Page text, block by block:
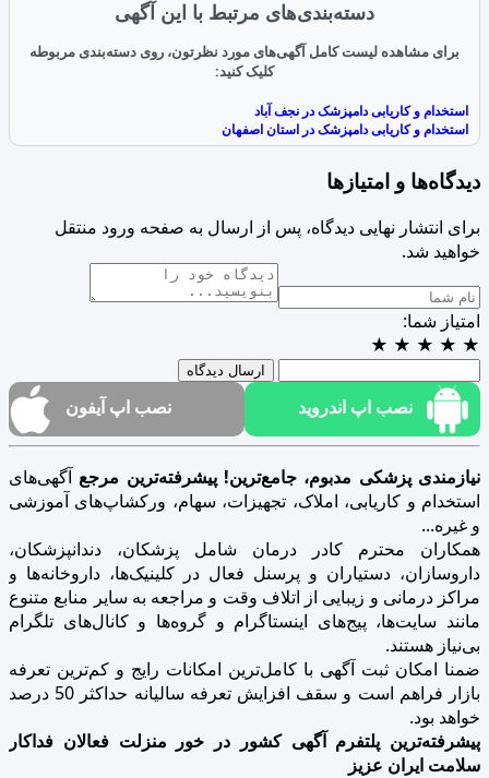
دسته‌بندی‌های مرتبط با این آگهی
برای مشاهده لیست کامل آگهی‌های مورد نظرتون، روی دسته‌بندی مربوطه
کلیک کنید:
استخدام و کاریابی دامپزشک در نجف آباد
استخدام و کاریابی دامپزشک در استان اصفهان
دیدگاه‌ها و امتیازها
برای انتشار نهایی دیدگاه، پس از ارسال به صفحه ورود منتقل
خواهید شد.
امتیاز شما:
★
★
★
★
★
ارسال دیدگاه
نصب اپ اندروید نصب اپ آیفون
نیازمندی پزشکی مدبوم، جامع‌ترین! پیشرفته‌ترین مرجع آگهی‌های
استخدام و کاریابی، املاک، تجهیزات، سهام، ورکشاپ‌های آموزشی
و غیره...
همکاران محترم کادر درمان شامل پزشکان، دندانپزشکان،
داروسازان، دستیاران و پرسنل فعال در کلینیک‌ها، داروخانه‌ها و
مراکز درمانی و زیبایی از اتلاف وقت و مراجعه به سایر منابع متنوع
مانند سایت‌ها، پیج‌های اینستاگرام و گروه‌ها و کانال‌های تلگرام
بی‌نیاز هستند.
ضمنا امکان ثبت آگهی با کامل‌ترین امکانات رایج و کم‌ترین تعرفه
بازار فراهم است و سقف افزایش تعرفه سالیانه حداکثر 50 درصد
خواهد بود.
پیشرفته‌ترین پلتفرم آگهی کشور در خور منزلت فعالان فداکار
سلامت ایران عزیز